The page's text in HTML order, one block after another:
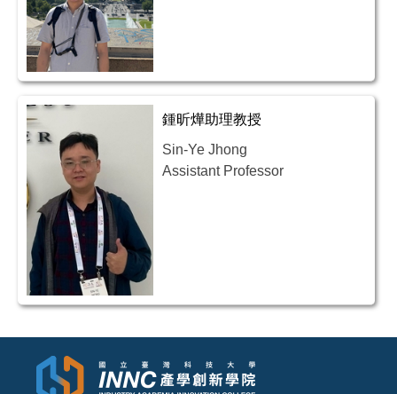
鍾昕燁助理教授
Sin-Ye Jhong
Assistant Professor